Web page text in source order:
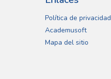
Política de privacidad
Academusoft
Mapa del sitio